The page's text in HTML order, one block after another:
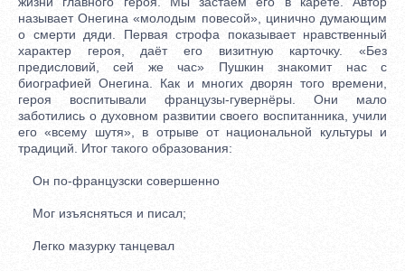
называет Онегина «молодым повесой», цинично думающим
о смерти дяди. Первая строфа показывает нравственный
характер героя, даёт его визитную карточку. «Без
предисловий, сей же час» Пушкин знакомит нас с
биографией Онегина. Как и многих дворян того времени,
героя воспитывали французы-гувернёры. Они мало
заботились о духовном развитии своего воспитанника, учили
его «всему шутя», в отрыве от национальной культуры и
традиций. Итог такого образования:
Он по-французски совершенно
Мог изъясняться и писал;
Легко мазурку танцевал